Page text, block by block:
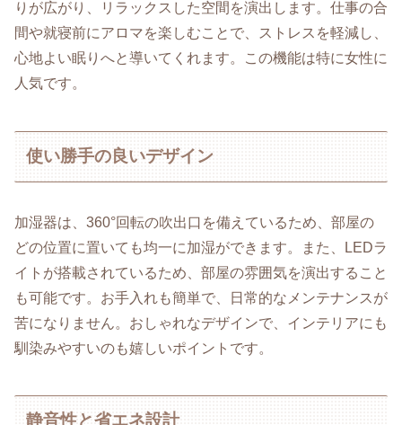
りが広がり、リラックスした空間を演出します。仕事の合
間や就寝前にアロマを楽しむことで、ストレスを軽減し、
心地よい眠りへと導いてくれます。この機能は特に女性に
人気です。
使い勝手の良いデザイン
加湿器は、360°回転の吹出口を備えているため、部屋の
どの位置に置いても均一に加湿ができます。また、LEDラ
イトが搭載されているため、部屋の雰囲気を演出すること
も可能です。お手入れも簡単で、日常的なメンテナンスが
苦になりません。おしゃれなデザインで、インテリアにも
馴染みやすいのも嬉しいポイントです。
静音性と省エネ設計